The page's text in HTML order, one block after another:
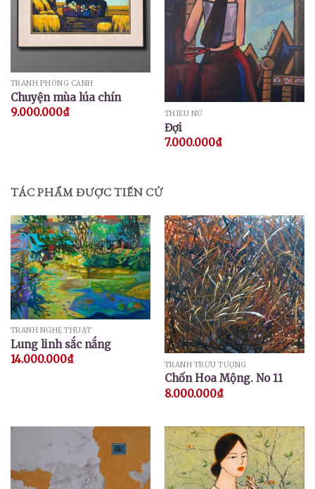
TRANH PHONG CẢNH
Chuyện mùa lúa chín
9.000.000₫ THIẾU NỮ
Đợi
7.000.000₫
TÁC PHẨM ĐƯỢC TIẾN CỬ
TRANH NGHỆ THUẬT
Lung linh sắc nắng
14.000.000₫ TRANH TRỪU TƯỢNG
Chốn Hoa Mộng. No 11
8.000.000₫